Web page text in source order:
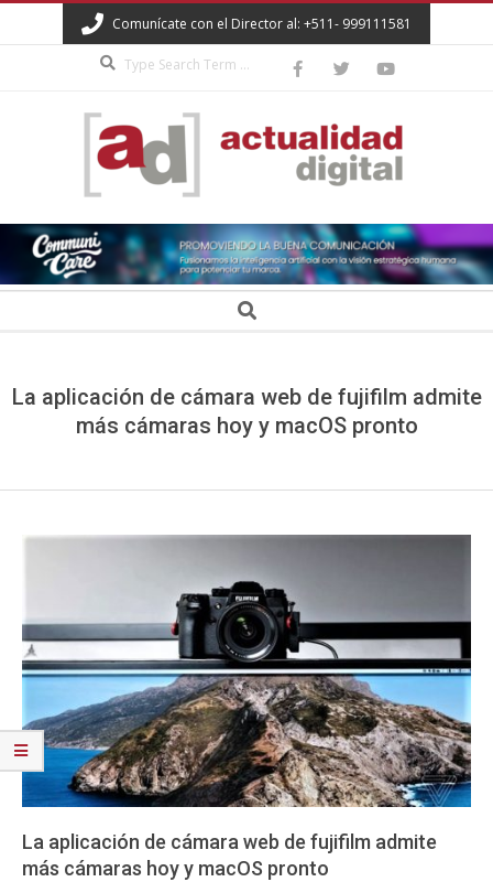
to
Comunícate con el Director al: +511- 999111581
ACTUALIDAD
DIGITAL Search
La aplicación de cámara web de fujifilm admite
más cámaras hoy y macOS pronto
La aplicación de cámara web de fujifilm admite
más cámaras hoy y macOS pronto